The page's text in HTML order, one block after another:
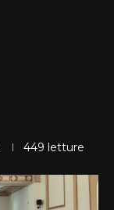
449 letture